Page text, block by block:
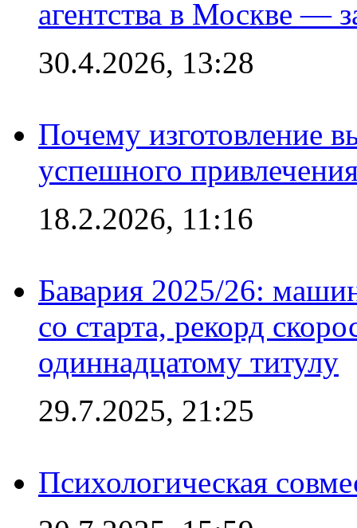
агентства в Москве —
30.4.2026, 13:28
Почему изготовление
успешного
18.2.2026, 11:16
Бавария 2025/26:
со старта, рекорд
одиннадцатому титулу
29.7.2025, 21:25
Психологическая